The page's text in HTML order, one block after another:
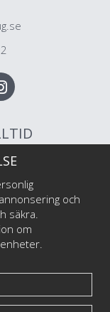
muggtryckeri av
och konstnärer. Vi
och
säkra.
om